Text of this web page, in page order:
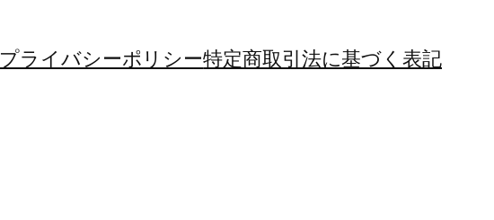
プライバシーポリシー特定商取引法に基づく表記